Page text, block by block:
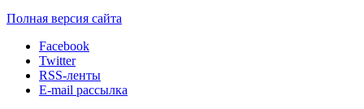
Полная версия сайта
Facebook
Twitter
RSS-ленты
E-mail рассылка